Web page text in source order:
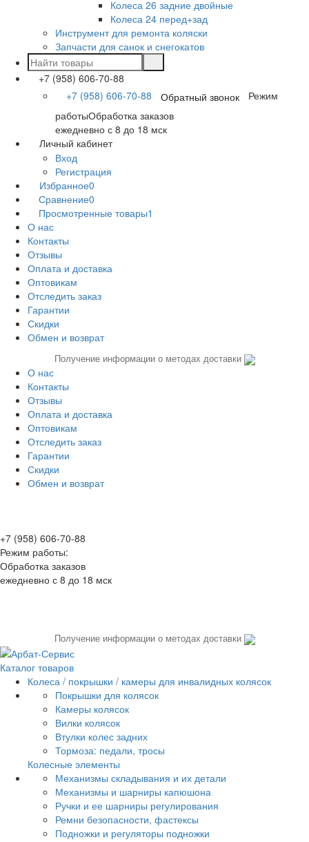
Колеса 26 задние двойные
Колеса 24 перед+зад
Инструмент для ремонта коляски
Запчасти для санок и снегокатов
+7 (958) 606-70-88
+7 (958) 606-70-88
Обратный звонок
Режим
работыОбработка заказов
ежедневно с 8 до 18 мск
Личный кабинет
Вход
Регистрация
Избранное0
Сравнение0
Просмотренные товары1
О нас
Контакты
Отзывы
Оплата и доставка
Оптовикам
Отследить заказ
Гарантии
Скидки
Обмен и возврат
Получение информации о методах доставки
О нас
Контакты
Отзывы
Оплата и доставка
Оптовикам
Отследить заказ
Гарантии
Скидки
Обмен и возврат
+7 (958) 606-70-88
Режим работы:
Обработка заказов
ежедневно с 8 до 18 мск
Получение информации о методах доставки
Каталог товаров
Колеса / покрышки / камеры для инвалидных колясок
Покрышки для колясок
Камеры колясок
Вилки колясок
Втулки колес задних
Тормоза: педали, тросы
Колесные элементы
Механизмы складывания и их детали
Механизмы и шарниры капюшона
Ручки и ее шарниры регулирования
Ремни безопасности, фастексы
Подножки и регуляторы подножки